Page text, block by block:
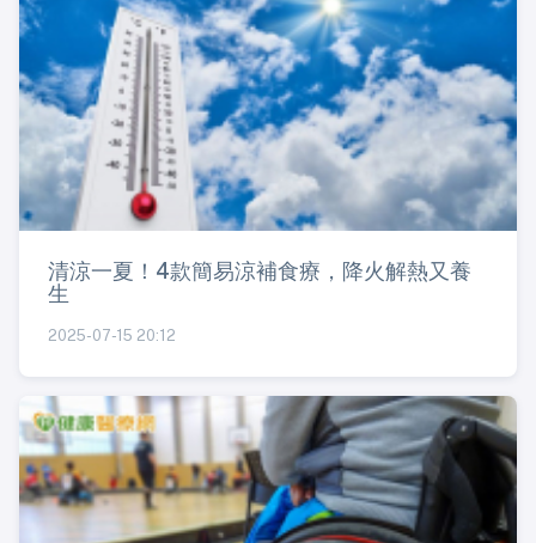
清涼一夏！4款簡易涼補食療，降火解熱又養
生
2025-07-15 20:12